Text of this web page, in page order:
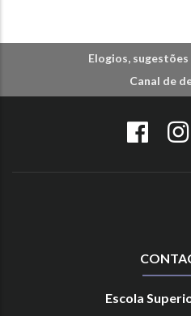
Elogios,
Canal de
Escola